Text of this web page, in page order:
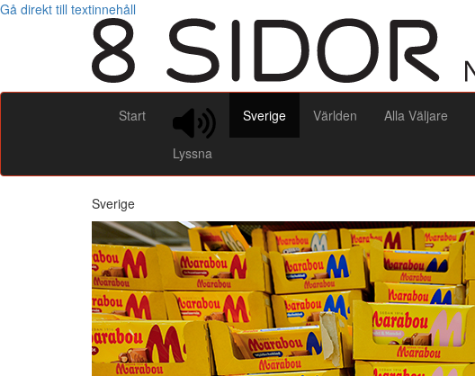
Gå direkt till textinnehåll
Start
Lyssna
Sverige Världen Alla Väljare
Sverige